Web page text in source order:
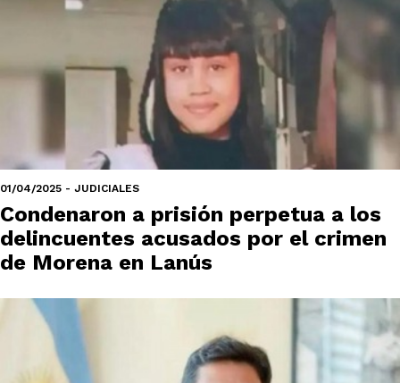
01/04/2025 - JUDICIALES
Condenaron a prisión perpetua a los
delincuentes acusados por el crimen
de Morena en Lanús